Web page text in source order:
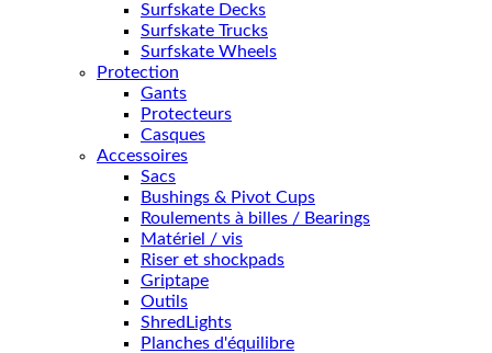
Surfskate Decks
Surfskate Trucks
Surfskate Wheels
Protection
Gants
Protecteurs
Casques
Accessoires
Sacs
Bushings & Pivot Cups
Roulements à billes / Bearings
Matériel / vis
Riser et shockpads
Griptape
Outils
ShredLights
Planches d'équilibre